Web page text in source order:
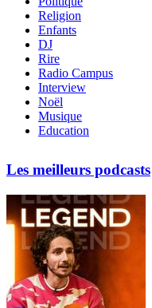
Religion
Enfants
DJ
Rire
Radio Campus
Interview
Noël
Musique
Education
Les meilleurs podcasts